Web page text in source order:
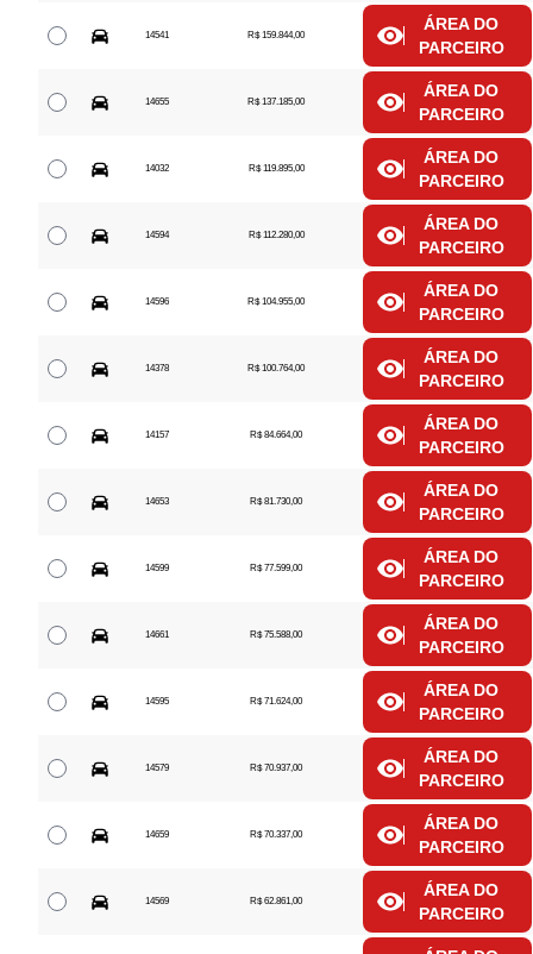
14541 R$ 159.844,00
ÁREA DO
PARCEIRO
14655 R$ 137.185,00
ÁREA DO
PARCEIRO
14032 R$ 119.895,00
ÁREA DO
PARCEIRO
14594 R$ 112.280,00
ÁREA DO
PARCEIRO
14596 R$ 104.955,00
ÁREA DO
PARCEIRO
14378 R$ 100.764,00
ÁREA DO
PARCEIRO
14157 R$ 84.664,00
ÁREA DO
PARCEIRO
14653 R$ 81.730,00
ÁREA DO
PARCEIRO
14599 R$ 77.599,00
ÁREA DO
PARCEIRO
14661 R$ 75.588,00
ÁREA DO
PARCEIRO
14595 R$ 71.624,00
ÁREA DO
PARCEIRO
14579 R$ 70.937,00
ÁREA DO
PARCEIRO
14659 R$ 70.337,00
ÁREA DO
PARCEIRO
14569 R$ 62.861,00
ÁREA DO
PARCEIRO